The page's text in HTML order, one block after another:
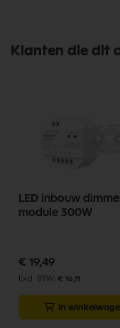
Klanten die dit
LED inbouw
module 300W
€ 19,49
€ 16,11
In